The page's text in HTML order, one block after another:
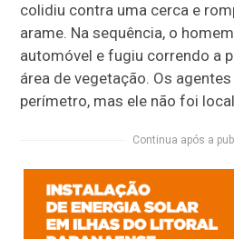
colidiu contra uma cerca e
arame. Na sequência, o
automóvel e fugiu correndo a
área de vegetação. Os
perímetro, mas ele não foi
Continua após a